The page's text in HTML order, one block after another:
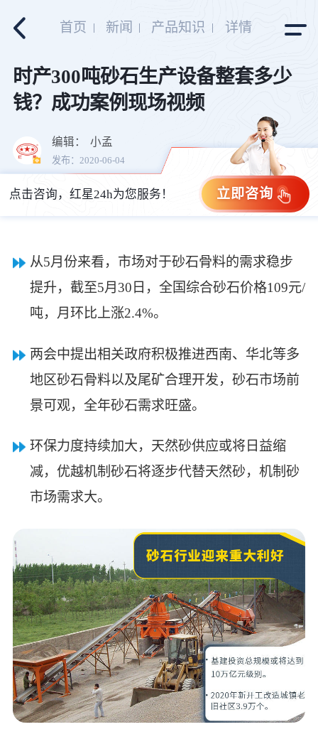
首页 新闻 产品知识 详情
时产300吨砂石生产设备整套多少
钱？成功案例现场视频
编辑： 小孟
发布：2020-06-04
立即咨询
点击咨询，红星24h为您服务！
从5月份来看，市场对于砂石骨料的需求稳步
提升，截至5月30日，全国综合砂石价格109元/
吨，月环比上涨2.4%。
两会中提出相关政府积极推进西南、华北等多
地区砂石骨料以及尾矿合理开发，砂石市场前
景可观，全年砂石需求旺盛。
环保力度持续加大，天然砂供应或将日益缩
减，优越机制砂石将逐步代替天然砂，机制砂
市场需求大。